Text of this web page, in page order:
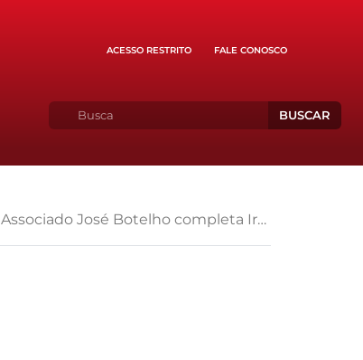
ACESSO RESTRITO FALE CONOSCO
BUSCAR
Associado José Botelho completa Ironman Brasil com alto desempenho e garante vaga no Mundial na França